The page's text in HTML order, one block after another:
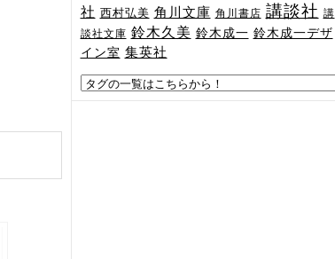
社 西村弘美 角川文庫 角川書店 講談社 講
談社文庫 鈴木久美 鈴木成一 鈴木成一デザ
イン室 集英社